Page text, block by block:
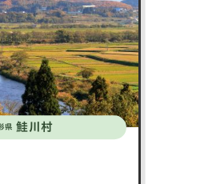
にし、訪れる人々に温かい
自然と歴史を愛する方々
での新生活は魅力的な選
県 鮭川村